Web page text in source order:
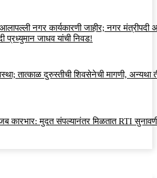
आलापल्ली नगर कार्यकारणी जाहीर; नगर मंत्रीपदी
प्रध्युमान जाधव यांची निवड!
तात्काळ दुरुस्तीची शिवसेनेची मागणी, अन्यथा
कारभार: मुदत संपल्यानंतर मिळतात RTI